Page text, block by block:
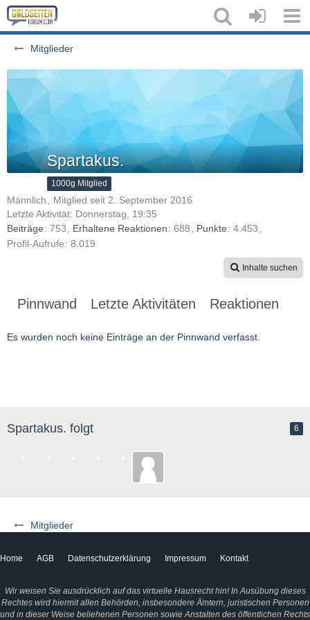
Mitglieder
Mitglieder
Spartakus.
1000g Mitglied
Männlich
Mitglied seit 2. September 2016
Letzte Aktivität: Donnerstag, 19:35
Beiträge
753 Erhaltene Reaktionen 688 Punkte
4.453
Profil-Aufrufe
8.019
Inhalte suchen
Pinnwand Letzte Aktivitäten Reaktionen
Es wurden noch keine Einträge an der Pinnwand verfasst.
Spartakus. folgt 6
Home AGB Datenschutzerklärung Impressum Kontakt
Wir weisen Sie ausdrücklich auf das virtuelle Hausrecht hin! In Ausübung dieses
Rechtes wird hiermit allen Behörden, insbesondere Ämtern, juristischen Personen
und in dieser Weise beliehenen Personen sowie Anstalten des öffentlichen Rechts